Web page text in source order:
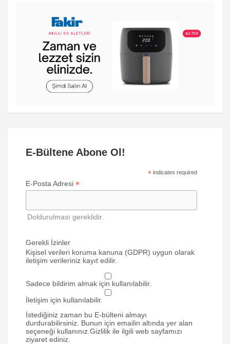
E-Bültene Abone Ol!
* indicates required
E-Posta Adresi *
Doldurulması gereklidir.
Gerekli İzinler
Kişisel verileri koruma kanuna (GDPR) uygun olarak
iletişim verileriniz kayıt edilir.
Sadece bildirim almak için kullanılabilir.
İletişim için kullanılabilir.
İstediğiniz zaman bu E-bülteni almayı
durdurabilirsiniz. Bunun için emailin altında yer alan
seçeneği kullanınız.Gizlilik ile ilgili web sayfamızı
ziyaret ediniz.